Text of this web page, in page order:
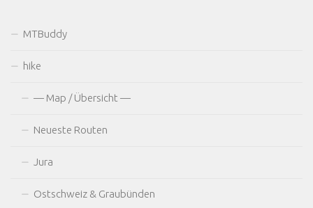
MTBuddy
hike
— Map / Übersicht —
Neueste Routen
Jura
Ostschweiz & Graubünden